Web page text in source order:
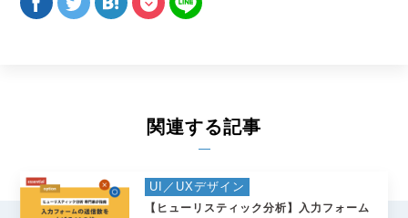
関連する記事
UI／UXデザイン
【ヒューリスティック分析】入力フォーム